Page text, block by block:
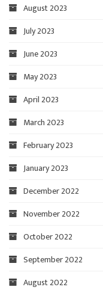
August 2023
July 2023
June 2023
May 2023
April 2023
March 2023
February 2023
January 2023
December 2022
November 2022
October 2022
September 2022
August 2022